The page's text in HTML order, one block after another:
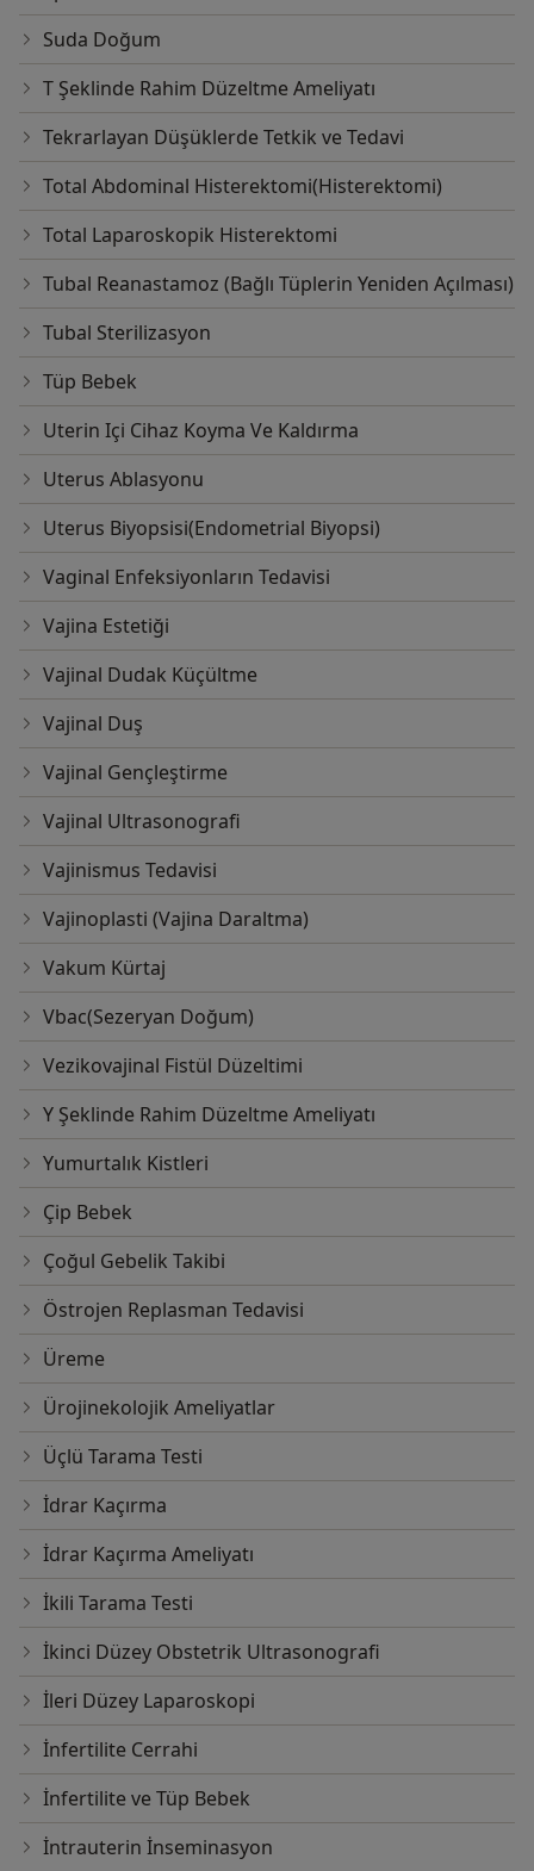
Suda Doğum
T Şeklinde Rahim Düzeltme Ameliyatı
Tekrarlayan Düşüklerde Tetkik ve Tedavi
Total Abdominal Histerektomi(Histerektomi)
Total Laparoskopik Histerektomi
Tubal Reanastamoz (Bağlı Tüplerin Yeniden Açılması)
Tubal Sterilizasyon
Tüp Bebek
Uterin Içi Cihaz Koyma Ve Kaldırma
Uterus Ablasyonu
Uterus Biyopsisi(Endometrial Biyopsi)
Vaginal Enfeksiyonların Tedavisi
Vajina Estetiği
Vajinal Dudak Küçültme
Vajinal Duş
Vajinal Gençleştirme
Vajinal Ultrasonografi
Vajinismus Tedavisi
Vajinoplasti (Vajina Daraltma)
Vakum Kürtaj
Vbac(Sezeryan Doğum)
Vezikovajinal Fistül Düzeltimi
Y Şeklinde Rahim Düzeltme Ameliyatı
Yumurtalık Kistleri
Çip Bebek
Çoğul Gebelik Takibi
Östrojen Replasman Tedavisi
Üreme
Ürojinekolojik Ameliyatlar
Üçlü Tarama Testi
İdrar Kaçırma
İdrar Kaçırma Ameliyatı
İkili Tarama Testi
İkinci Düzey Obstetrik Ultrasonografi
İleri Düzey Laparoskopi
İnfertilite Cerrahi
İnfertilite ve Tüp Bebek
İntrauterin İnseminasyon